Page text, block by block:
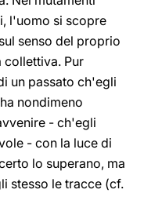
l'uomo si scopre
senso del proprio
collettiva. Pur
un passato ch'egli
nondimeno
- ch'egli
- con la luce di
lo superano, ma
stesso le tracce (cf.